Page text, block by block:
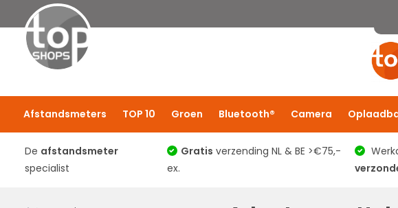
Afstandsmeters TOP 10 Groen Bluetooth® Camera
De afstandsmeter
specialist
Gratis verzending NL & BE >€75,-
ex.